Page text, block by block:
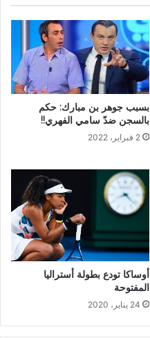
بسبب جوهر بن مبارك: حكم
بالسجن ضدّ سامي الفهري!!
2 فبراير، 2022
أوساكا تودع بطولة أستراليا
المفتوحة
24 يناير، 2020